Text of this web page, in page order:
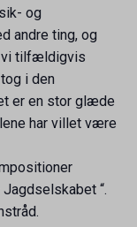
og
andre ting, og
vi tilfældigvis
i den
er en stor glæde
har villet være
Jagdselskabet “.